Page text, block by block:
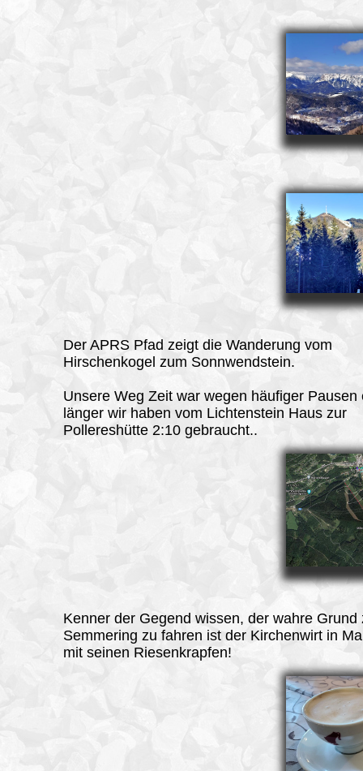
DerAPRS Pfad zeigt die Wanderung vom
Hirschenkogel zum Sonnwendstein.
Unsere Weg Zeit war wegen häufiger Pausen
länger wir haben vom Lichtenstein Haus zur
Pollereshütte 2:10 gebraucht..
Kenner der Gegend wissen, der wahre Grund
Semmering zu fahren ist der Kirchenwirt in
mit seinen Riesenkrapfen!